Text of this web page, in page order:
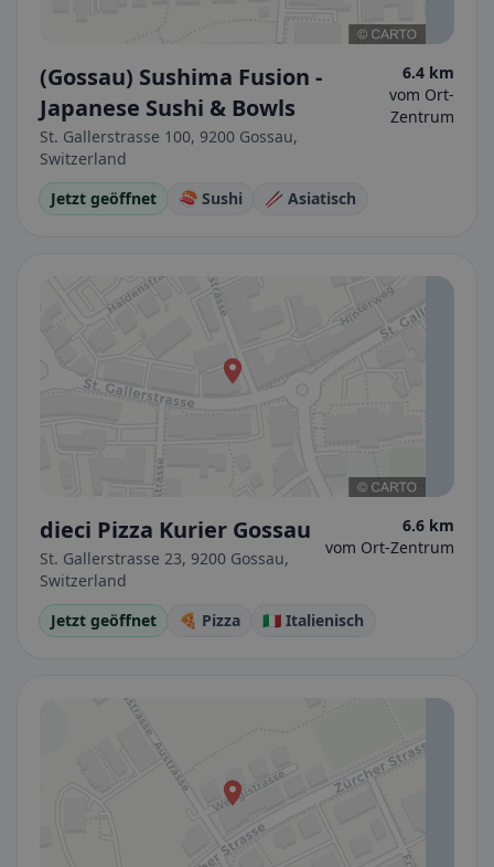
(Gossau) Sushima Fusion -
Japanese Sushi & Bowls
St. Gallerstrasse 100, 9200 Gossau,
Switzerland
6.4 km
vom Ort-
Zentrum
Jetzt geöffnet 🍣 Sushi 🥢 Asiatisch
dieci Pizza Kurier Gossau
St. Gallerstrasse 23, 9200 Gossau,
Switzerland
6.6 km
vom Ort-Zentrum
Jetzt geöffnet 🍕 Pizza 🇮🇹 Italienisch